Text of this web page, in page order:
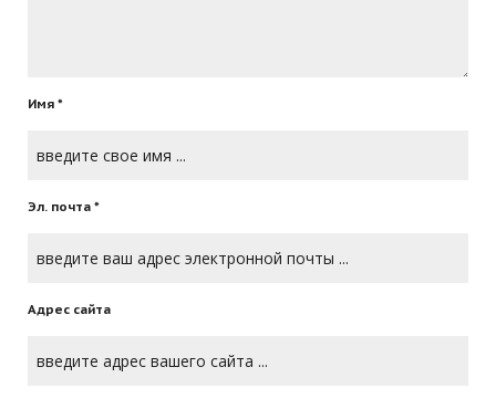
Имя *
Эл. почта *
Адрес сайта